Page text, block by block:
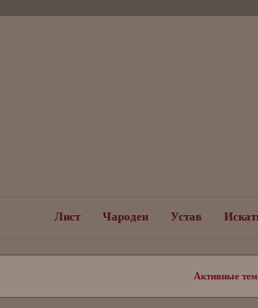
Лист Чародеи Устав
Активные